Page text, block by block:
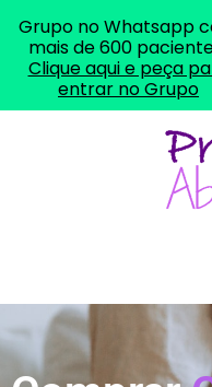
Grupo no Whatsapp
mais de 600
Clique aqui e peça
entrar no Grupo